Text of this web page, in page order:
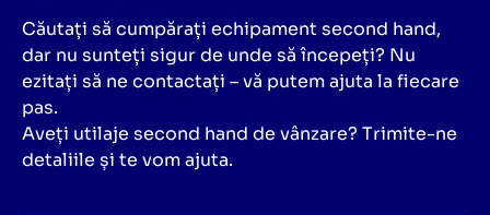
Căutați să cumpărați echipament second hand,
dar nu sunteți sigur de unde să începeți? Nu
ezitați să ne contactați – vă putem ajuta la fiecare
pas.
Aveți utilaje second hand de vânzare? Trimite-ne
detaliile și te vom ajuta.